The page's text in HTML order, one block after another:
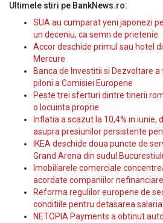
Ultimele stiri pe BankNews.ro:
SUA au cumparat yeni japonezi
un deceniu, ca semn de prietenie
Accor deschide primul sau hotel
Mercure
Banca de Investitii si Dezvoltare
piloni a Comisiei Europene
Peste trei sferturi dintre tinerii
o locuinta proprie
Inflatia a scazut la 10,4% in iunie,
asupra presiunilor persistente
IKEA deschide doua puncte de
Grand Arena din sudul
Imobiliarele comerciale
acordate companiilor nefinanciare
Reforma regulilor europene de
conditiile pentru detasarea
NETOPIA Payments a obtinut